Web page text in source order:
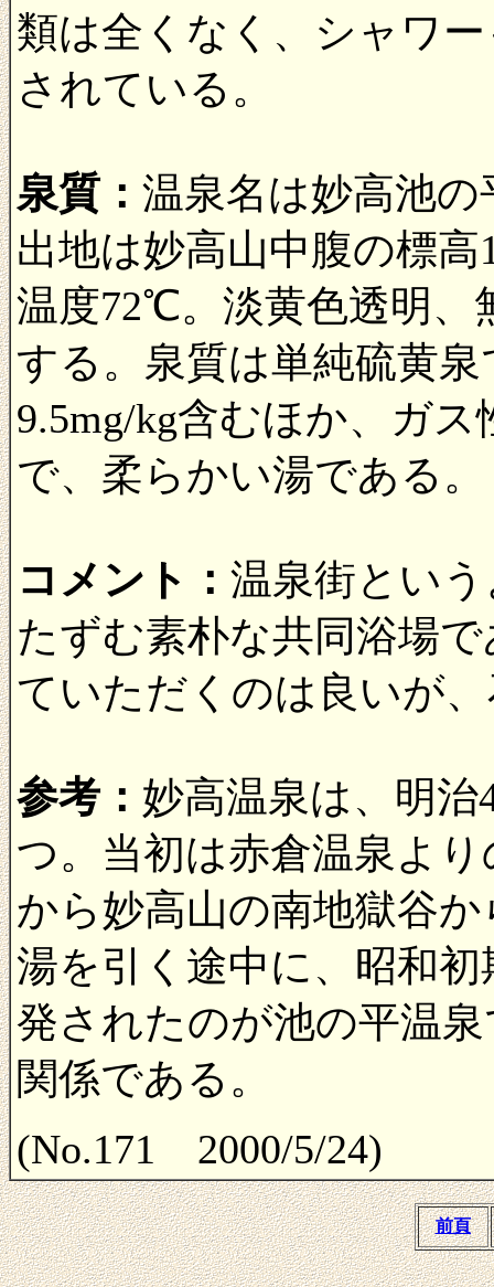
類は全くなく、シャワ
されている。
泉質： 温泉名は妙高池
出地は妙高山中腹の標
温度72℃。淡黄色透明、
する。泉質は単純硫黄
9.5mg/kg含むほか、ガス
で、柔らかい湯である。
コメント： 温泉街とい
たずむ素朴な共同浴場
ていただくのは良いが
参考： 妙高温泉は、明
つ。当初は赤倉温泉よ
から妙高山の南地獄谷
湯を引く途中に、昭和
発されたのが池の平温
関係である。
(No.171 2000/5/24)
前頁